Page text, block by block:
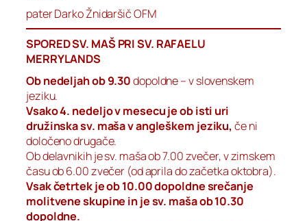
pater Darko Žnidaršič OFM
SPORED SV. MAŠ PRI SV. RAFAELU
MERRYLANDS
Ob nedeljah ob 9.30dopoldne – v slovenskem
jeziku.
Vsako 4. nedeljo v mesecu je ob isti uri
družinska sv. maša v angleškem jeziku, če ni
določeno drugače.
Ob delavnikih je sv. maša ob 7.00 zvečer, v zimskem
času ob 6.00 zvečer (od aprila do začetka oktobra).
Vsak četrtek je ob 10.00 dopoldne srečanje
molitvene skupine in je sv. maša ob 10.30
dopoldne.